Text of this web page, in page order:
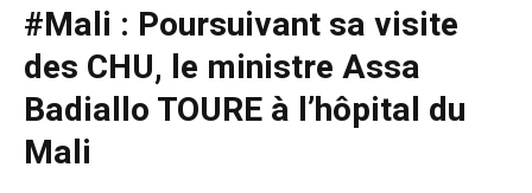
#Mali : Poursuivant sa visite
des CHU, le ministre Assa
Badiallo TOURE à l’hôpital du
Mali